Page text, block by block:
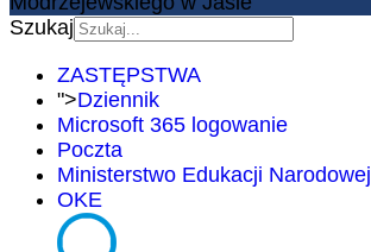
Szukaj
ZASTĘPSTWA
">Dziennik
Microsoft 365 logowanie
Poczta
Ministerstwo Edukacji Narodowej
OKE